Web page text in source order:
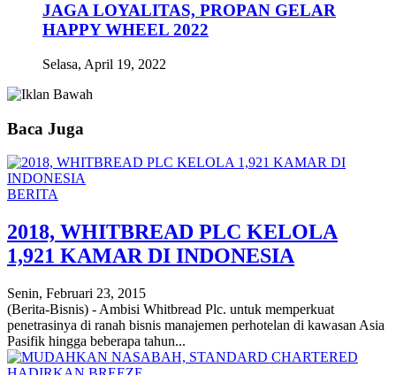
JAGA LOYALITAS, PROPAN GELAR
HAPPY WHEEL 2022
Selasa, April 19, 2022
Baca Juga
BERITA
2018, WHITBREAD PLC KELOLA
1,921 KAMAR DI INDONESIA
Senin, Februari 23, 2015
(Berita-Bisnis) - Ambisi Whitbread Plc. untuk memperkuat
penetrasinya di ranah bisnis manajemen perhotelan di kawasan Asia
Pasifik hingga beberapa tahun...